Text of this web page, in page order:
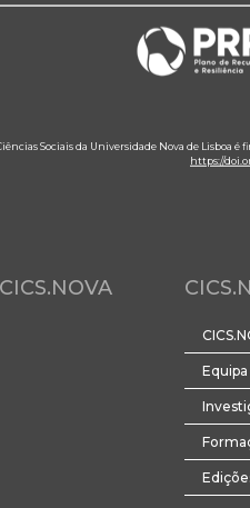
Sociais da Universidade Nova de Lisboa
https://
Equipa